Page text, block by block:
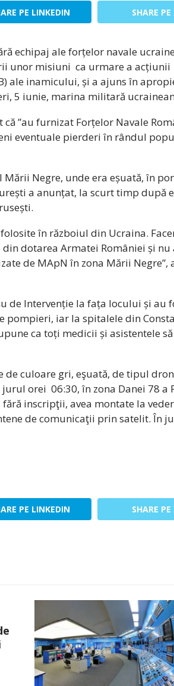
PE LINKEDIN SHARE PE
echipaj ale forțelor navale
unor misiuni ca urmare a acțiunii
ale inamicului, și a ajuns în
5 iunie, marina militară
”au furnizat Forțelor Navale
eventuale pierderi în rândul
Negre, unde era eșuată, în
a anunțat, la scurt timp după
în războiul din Ucraina.
dotarea Armatei României și nu
de MApN în zona Mării Negre”,
de Intervenție la fața locului și au
pompieri, iar la spitalele din
ca toți medicii și asistentele să
culoare gri, eşuată, de tipul
orei 06:30, în zona Danei 78 a
inscripţii, avea montate la
de comunicaţii prin satelit. În
PE LINKEDIN SHARE PE